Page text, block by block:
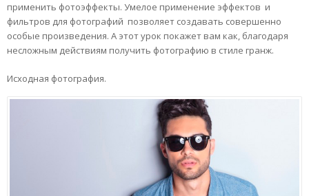
применить фотоэффекты. Умелое применение эффектов и
фильтров для фотографий позволяет создавать совершенно
особые произведения. А этот урок покажет вам как, благодаря
несложным действиям получить фотографию в стиле гранж.
Исходная фотография.